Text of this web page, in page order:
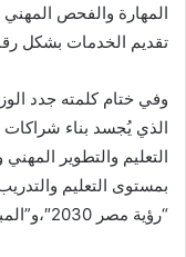
المهارة والفحص
تقديم الخدمات بشكل
وفي ختام كلمته جدد
الذي يُجسد بناء
التعليم والتطوير
بمستوى التعليم
“رؤية مصر 2030″،و”المبادرة الرئاسية بداية جديدة لبناء الإنسان”..